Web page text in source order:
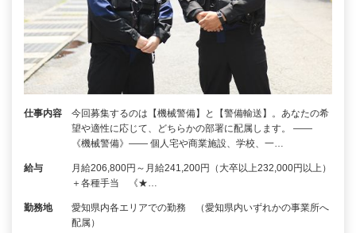
仕事内容
今回募集するのは【機械警備】と【警備輸送】。あなたの希
望や適性に応じて、どちらかの部署に配属します。 ――
《機械警備》―― 個人宅や商業施設、学校、一…
給与
月給206,800円～月給241,200円（大卒以上232,000円以上）
＋各種手当 《★…
勤務地
愛知県内各エリアでの勤務 （愛知県内いずれかの事業所へ
配属）